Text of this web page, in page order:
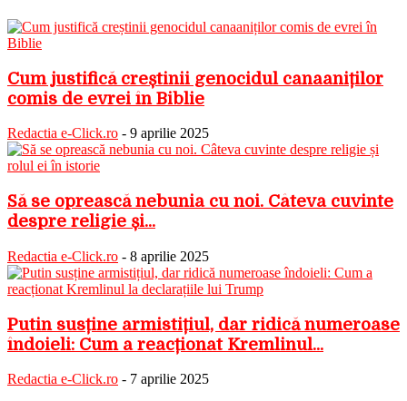
Cum justifică creștinii genocidul canaaniților
comis de evrei în Biblie
Redactia e-Click.ro - 9 aprilie 2025
Să se oprească nebunia cu noi. Câteva cuvinte
despre religie și...
Redactia e-Click.ro - 8 aprilie 2025
Putin susține armistițiul, dar ridică numeroase
îndoieli: Cum a reacționat Kremlinul...
Redactia e-Click.ro - 7 aprilie 2025